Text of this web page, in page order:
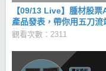
到最後。
【09/13 Live】腫材股票
產品發表，帶你用五刀流
趨勢
觀看次數：2311